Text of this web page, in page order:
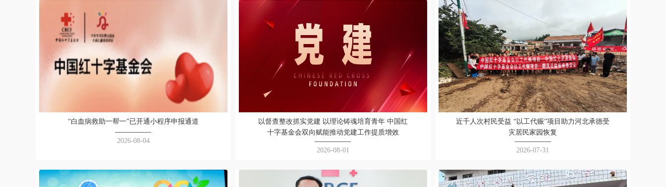
“白血病救助一帮一”已开通小程序申报通道
2026-08-04
以督查整改抓实党建 以理论铸魂培育青年 中国红
十字基金会双向赋能推动党建工作提质增效
2026-08-01
近千人次村民受益 “以工代赈”项目助力河北承德受
灾居民家园恢复
2026-07-31